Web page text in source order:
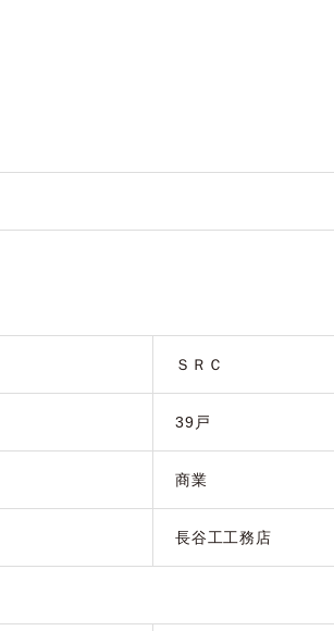
ＳＲＣ
39戸
商業
長谷工工務店